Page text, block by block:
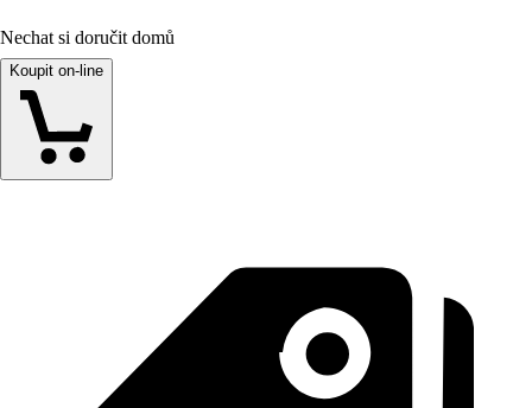
Nechat si doručit domů
Koupit on-line